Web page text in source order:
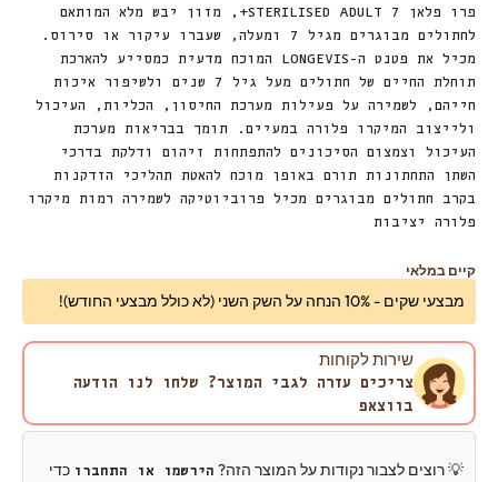
פרו פלאן STERILISED ADULT 7+, מזון יבש מלא המותאם
לחתולים מבוגרים מגיל 7 ומעלה, שעברו עיקור או סירוס.
מכיל את פטנט ה-LONGEVIS המוכח מדעית כמסייע להארכת
תוחלת החיים של חתולים מעל גיל 7 שנים ולשיפור איכות
חייהם, לשמירה על פעילות מערכת החיסון, הכליות, העיכול
ולייצוב המיקרו פלורה במעיים. תומך בבריאות מערכת
העיכול וצמצום הסיכונים להתפתחות זיהום ודלקת בדרכי
השתן התחתונות תורם באופן מוכח להאטת תהליכי הזדקנות
בקרב חתולים מבוגרים מכיל פרוביוטיקה לשמירה רמות מיקרו
פלורה יציבות
קיים במלאי
מבצעי שקים - 10% הנחה על השק השני (לא כולל מבצעי החודש)!
שירות לקוחות
צריכים עזרה לגבי המוצר? שלחו לנו הודעה
בווצאפ
💡 רוצים לצבור נקודות על המוצר הזה? הירשמו או התחברו כדי